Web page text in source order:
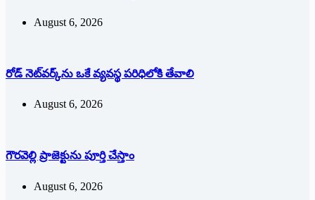
August 6, 2026
రోడ్ నెట్‌వర్క్‌ను ఒకే వ్య‌వ‌స్థ ప‌రిధిలోకి తేవాలి
August 6, 2026
గౌరవెల్లి ప్రాజెక్టును పూర్తి చేస్తాం
August 6, 2026